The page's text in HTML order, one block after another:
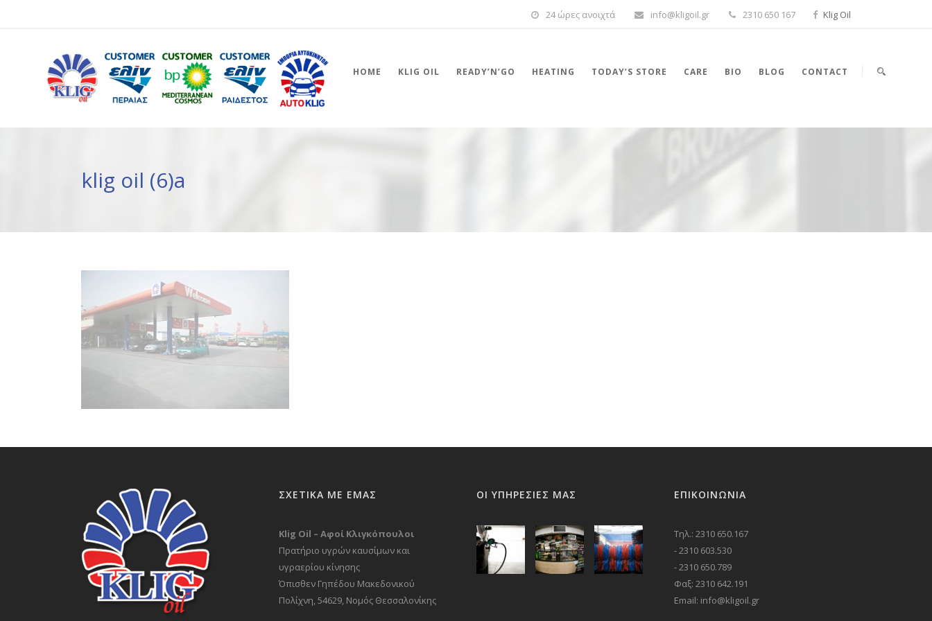
24 ώρες ανοιχτά info@kligoil.gr 2310 650 167 Klig Oil
HOME KLIG OIL READY’N’GO HEATING TODAY’S STORE CARE BIO BLOG CONTACT
klig oil (6)a
ΣΧΕΤΙΚΑ ΜΕ ΕΜΑΣ
Klig Oil – Αφοί Κλιγκόπουλοι
Πρατήριο υγρών καυσίμων και
υγραερίου κίνησης
Όπισθεν Γηπέδου Μακεδονικού
Πολίχνη, 54629, Νομός Θεσσαλονίκης
ΟΙ ΥΠΗΡΕΣΙΕΣ ΜΑΣ ΕΠΙΚΟΙΝΩΝΊΑ
Τηλ.: 2310 650.167
- 2310 603.530
- 2310 650.789
Φαξ: 2310 642.191
Email: info@kligoil.gr